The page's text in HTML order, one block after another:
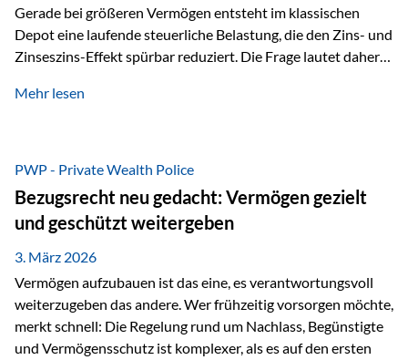
Gerade bei größeren Vermögen entsteht im klassischen
Depot eine laufende steuerliche Belastung, die den Zins- und
Zinseszins-Effekt spürbar reduziert. Die Frage lautet daher:
nicht laufend Kapital entziehen – sondern möglichst lange im
Privatdepot fallen an: Abgeltungssteuer Fondsbesteuerung
(Vorabpauschale, Teilfreistellung) Kein steuerlicher Abzug
der Vermögensverwaltungs-Gebühren /
Depotbankgebühren Jährliches Steuerreporting erforderlich
Zinsen, Dividenden und Kursgewinne werden laufend
besteuert.
Mehr lesen
PWP - Private Wealth Police
Bezugsrecht neu gedacht: Vermögen gezielt
und geschützt weitergeben
3. März 2026
Vermögen aufzubauen ist das eine, es verantwortungsvoll
weiterzugeben das andere. Wer frühzeitig vorsorgen möchte,
merkt schnell: Die Regelung rund um Nachlass, Begünstigte
und Vermögensschutz ist komplexer, als es auf den ersten